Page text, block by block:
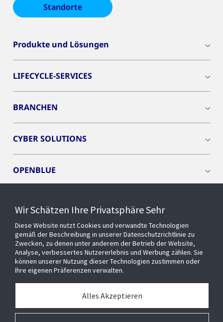
Standorte
Produkte und Lösungen
LIFECYCLE-SERVICES
BRANCHEN
CYBER SOLUTIONS
OPENBLUE
EVENTS
Über uns
Wir Schätzen Ihre Privatsphäre Sehr
Diese Website nutzt Cookies und verwandte Technologien
gemäß der Beschreibung in unserer Datenschutzrichtlinie zu
Zwecken, zu denen unter anderem der Betrieb der Website,
Analyse, verbessertes Nutzererlebnis und Werbung zählen. Sie
können unserer Nutzung dieser Technologien zustimmen oder
Ihre eigenen Präferenzen verwalten.
Alles Akzeptieren